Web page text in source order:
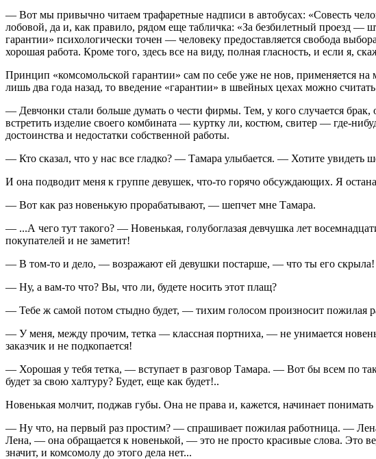
— Вот мы привычно читаем трафаретные надписи в автобусах: «Совесть
лобовой, да и, как правило, рядом еще табличка: «За безбилетный проезд —
гарантии» психологически точен — человеку предоставляется свобода
хорошая работа. Кроме того, здесь все на виду, полная гласность, и если я,
Принцип «комсомольской гарантии» сам по себе уже не нов, применяется
лишь два года назад, то введение «гарантии» в швейных цехах можно считать
— Девчонки стали больше думать о чести фирмы. Тем, у кого случается
встретить изделие своего комбината — куртку ли, костюм, свитер — где-
достоинства и недостатки собственной работы.
— Кто сказал, что у нас все гладко? — Тамара улыбается. — Хотите увидеть
И она подводит меня к группе девушек, что-то горячо обсуждающих. Я
— Вот как раз новенькую прорабатывают, — шепчет мне Тамара.
— ...А чего тут такого? — Новенькая, голубоглазая девчушка лет
покупателей и не заметит!
— В том-то и дело, — возражают ей девушки постарше, — что ты его скрыла!
— Ну, а вам-то что? Вы, что ли, будете носить этот плащ?
— Тебе ж самой потом стыдно будет, — тихим голосом произносит пожилая
— У меня, между прочим, тетка — классная портниха, — не унимается
заказчик и не подкопается!
— Хорошая у тебя тетка, — вступает в разговор Тамара. — Вот бы всем по
будет за свою халтуру? Будет, еще как будет!..
Новенькая молчит, поджав губы. Она не права и, кажется, начинает понимать
— Ну что, на первый раз простим? — спрашивает пожилая работница. — Лена
Лена, — она обращается к новенькой, — это не просто красивые слова. Это
значит, и комсомолу до этого дела нет...